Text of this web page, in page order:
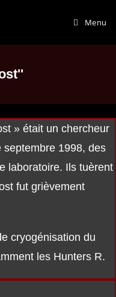
Menu
» était un chercheur
septembre 1998, des
laboratoire. Ils tuèrent
fut grièvement
cryogénisation du
les Hunters R.